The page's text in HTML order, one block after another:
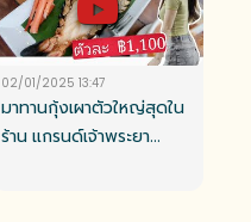
02/01/2025 13:47
มาทานกุ้งเผาตัวใหญ่สุดใน
ร้าน แกรนด์เจ้าพระยา